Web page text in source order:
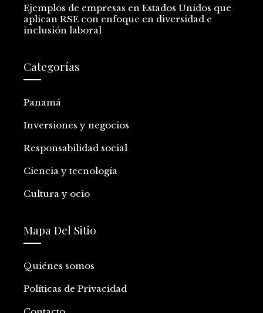
Ejemplos de empresas en Estados Unidos que
aplican RSE con enfoque en diversidad e
inclusión laboral
Categorías
Panamá
Inversiones y negocios
Responsabilidad social
Ciencia y tecnología
Cultura y ocio
Mapa Del Sitio
Quiénes somos
Políticas de Privacidad